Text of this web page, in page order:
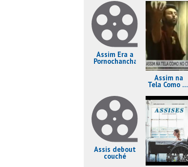
Assim Era a
Pornochanchada
Assim na
Tela Como no
Assis debout
couché